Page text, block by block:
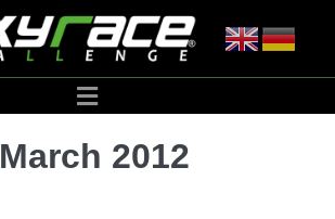
March 2012